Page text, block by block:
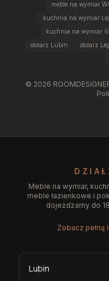
meble na wymiar
kuchnia na wymiar
kuchnia na wymiar
stolarz Lubin
stolarz
© 2026
Meble na wymiar,
meble łazienkowe i
dojeżdżamy do
Zobacz
Lubin